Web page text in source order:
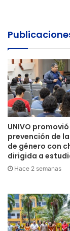
UNIVO
prevención de
de género con
dirigida a
Hace 2 semanas